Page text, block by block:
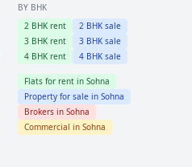
BY BHK
2 BHK rent 2 BHK sale
3 BHK rent 3 BHK sale
4 BHK rent 4 BHK sale
Flats for rent in Sohna
Property for sale in Sohna
Brokers in Sohna
Commercial in Sohna